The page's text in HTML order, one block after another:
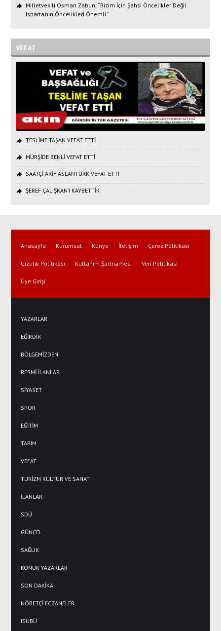
Milletvekili Osman Zabun: “Bizim İçin Şahsi Öncelikler Değil
Isparta’nın Öncelikleri Önemli ”
VEFAT
TESLİME TAŞAN VEFAT ETTİ
MÜRŞİDE BENLİ VEFAT ETTİ
SAATÇİ ARİF ASLANTÜRK VEFAT ETTİ
ŞEREF ÇALIŞKAN’I KAYBETTİK
Anasayfa Kurumsal Künye İletişim Çerez Politikası
Gizlilik Politikası Kullanım Şartnamesi Veri Politikası
Üye Girişi
YAZARLAR
EĞİRDİR
BÖLGEMİZDEN
RESMİ İLANLAR
SİYASET
SPOR
EĞİTİM
TARIM
VEFAT
TURİZM KÜLTÜR VE SANAT
İLANLAR
SDÜ
GÜNCEL
SAĞLIK
KONUK YAZARLAR
SON DAKİKA
NÖBETÇİ ECZANELER
ISUBÜ